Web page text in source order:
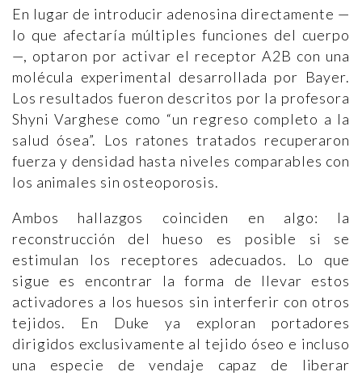
En lugar de introducir adenosina directamente —
lo que afectaría múltiples funciones del cuerpo
—, optaron por activar el receptor A2B con una
molécula experimental desarrollada por Bayer.
Los resultados fueron descritos por la profesora
Shyni Varghese como “un regreso completo a la
salud ósea”. Los ratones tratados recuperaron
fuerza y densidad hasta niveles comparables con
los animales sin osteoporosis.
Ambos hallazgos coinciden en algo: la
reconstrucción del hueso es posible si se
estimulan los receptores adecuados. Lo que
sigue es encontrar la forma de llevar estos
activadores a los huesos sin interferir con otros
tejidos. En Duke ya exploran portadores
dirigidos exclusivamente al tejido óseo e incluso
una especie de vendaje capaz de liberar